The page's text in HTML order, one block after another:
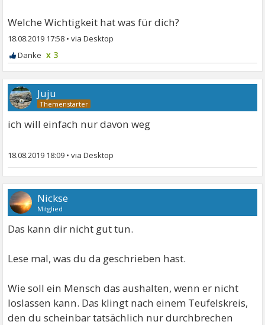
Welche Wichtigkeit hat was für dich?
18.08.2019 17:58 •
x 3
Juju
ich will einfach nur davon weg
18.08.2019 18:09 •
Nickse
Mitglied
Das kann dir nicht gut tun.
Lese mal, was du da geschrieben hast.
Wie soll ein Mensch das aushalten, wenn er nicht
loslassen kann. Das klingt nach einem Teufelskreis,
den du scheinbar tatsächlich nur durchbrechen